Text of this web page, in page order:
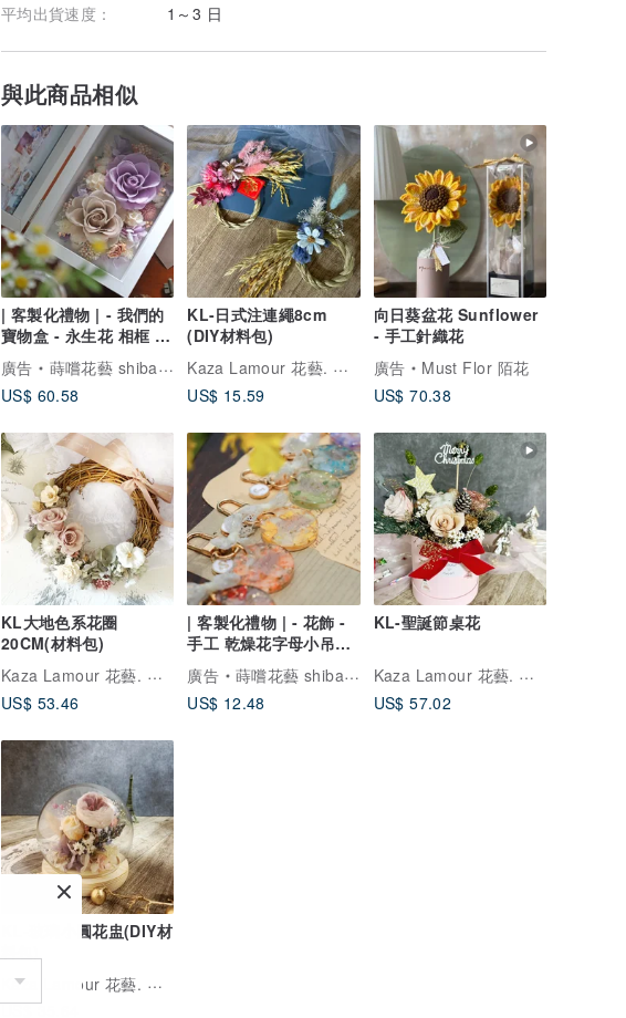
平均出貨速度：
1～3 日
與此商品相似
| 客製化禮物 | - 我們的
寶物盒 - 永生花 相框 生
日禮物 紀念禮
廣告
蒔嚐花藝 shibashibaflorist
US$ 60.58
KL-日式注連繩8cm
(DIY材料包)
Kaza Lamour 花藝. 研究室
US$ 15.59
向日葵盆花 Sunflower
- 手工針織花
廣告
Must Flor 陌花
US$ 70.38
KL大地色系花圈
20CM(材料包)
Kaza Lamour 花藝. 研究室
US$ 53.46
| 客製化禮物 | - 花飾 -
手工 乾燥花字母小吊飾
鑰匙圈
廣告
蒔嚐花藝 shibashibaflorist
US$ 12.48
KL-聖誕節桌花
Kaza Lamour 花藝. 研究室
US$ 57.02
KL-玻璃小圓花盅(DIY材
Kaza Lamour 花藝. 研究室
US$ 35.64